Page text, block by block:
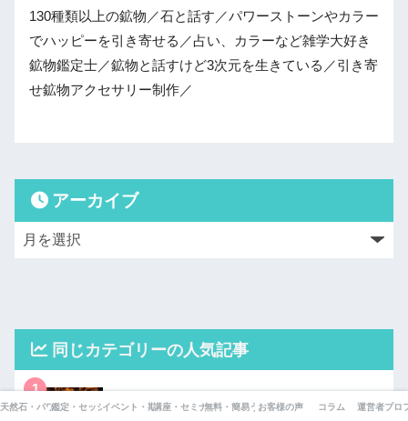
130種類以上の鉱物／石と話す／パワーストーンやカラー
でハッピーを引き寄せる／占い、カラーなど雑学大好き
鉱物鑑定士／鉱物と話すけど3次元を生きている／引き寄
せ鉱物アクセサリー制作／
アーカイブ
同じカテゴリーの人気記事
1
【竜ヶ岩洞レポ】洞窟の中を歩いてみた！写真
天然石・パワーストーン辞典
鑑定・セッション一覧イベント・期間限定企画
講座・セミナー無料・簡易うらないページ
お客様の声 コラム 運営者プロ